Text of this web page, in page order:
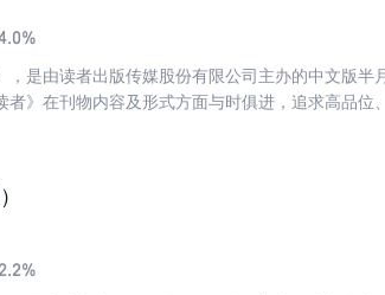
，是由读者出版传媒股份有限公司主办的中文版半
者》在刊物内容及形式方面与时俱进，追求高品位
！具有深广的影响力与历久弥新的力量！